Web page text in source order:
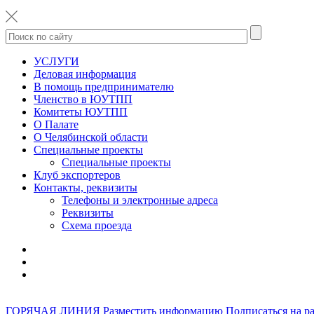
УСЛУГИ
Деловая информация
В помощь предпринимателю
Членство в ЮУТПП
Комитеты ЮУТПП
О Палате
О Челябинской области
Специальные проекты
Специальные проекты
Клуб экспортеров
Контакты, реквизиты
Телефоны и электронные адреса
Реквизиты
Схема проезда
ГОРЯЧАЯ ЛИНИЯ Разместить информацию Подписаться на